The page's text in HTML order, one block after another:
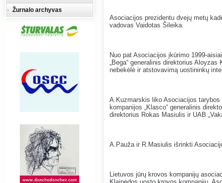
Asociacijos prezidentu dvejų metų
vadovas Vaidotas Šileika.
Nuo pat Asociacijos įkūrimo 1999-
„Bega“ generalinis direktorius
nebekėlė ir atstovavimą uostininkų
A.Kuzmarskis liko Asociacijos
kompanijos „Klasco“ generalinis
direktorius Rokas Masiulis ir UAB
A.Pauža ir R.Masiulis išrinkti
Lietuvos jūrų krovos kompanijų
Žurnalo archyvas